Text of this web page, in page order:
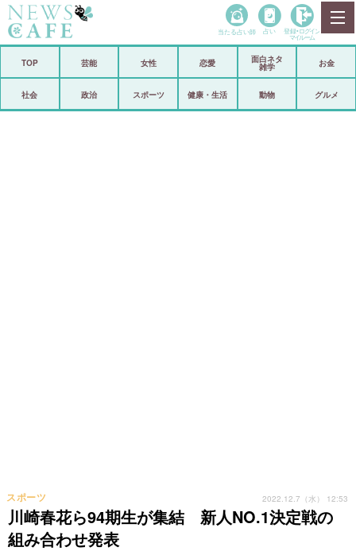
政治
当たる占い師 占い 登録• ログイン
マイルーム
TOP 芸能 女性 恋愛
面白ネタ
雑学
お金
社会 政治 スポーツ 健康・生活 動物 グルメ
川崎春花ら94期生が集結 新人NO.1決定戦の
組み合わせ発表
スポーツ 2022.12.7（水） 12:53